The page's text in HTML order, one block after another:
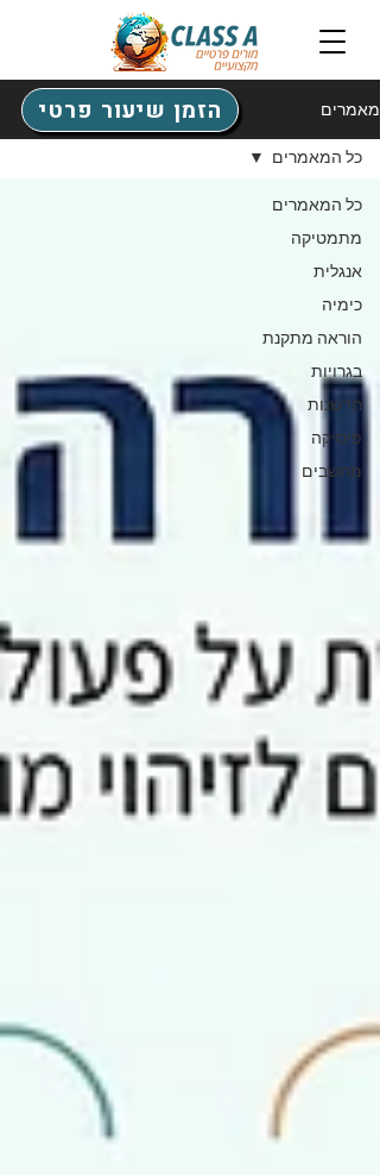
מאמרים
כל המאמרים
מתמטיקה
אנגלית
כימיה
הוראה מתקנת
בגרויות
חדשנות
פיסיקה
מחשבים
כל המאמרים
הזמן שיעור פרטי